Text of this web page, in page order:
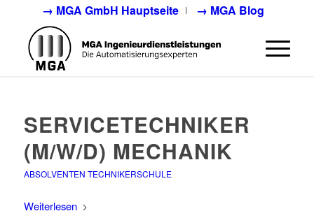
→ MGA GmbH Hauptseite → MGA Blog
SERVICETECHNIKER
(M/W/D) MECHANIK
ABSOLVENTEN TECHNIKERSCHULE
Weiterlesen